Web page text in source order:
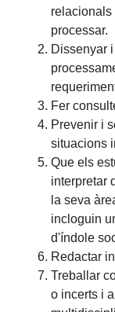
relacionals
processar.
Dissenyar
Fer
Prevenir i
situacions
Que els
interpretar
la seva
incloguin
d'índole
Redactar
Treballar
o incerts i